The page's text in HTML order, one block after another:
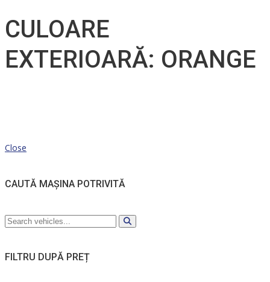
CULOARE
EXTERIOARĂ: ORANGE
Close
CAUTĂ MAȘINA POTRIVITĂ
FILTRU DUPĂ PREȚ